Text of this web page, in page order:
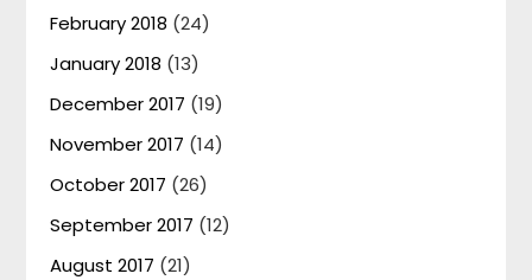
February 2018 (24)
January 2018 (13)
December 2017 (19)
November 2017 (14)
October 2017 (26)
September 2017 (12)
August 2017 (21)